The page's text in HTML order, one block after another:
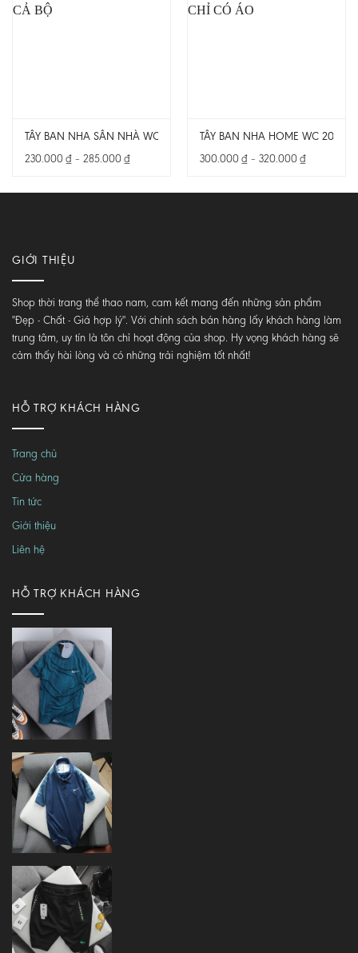
TÂY BAN NHA SÂN NHÀ WC 2026 – BẢN FAN – CẢ BỘ
230.000₫ – 285.000₫Khoảng
giá:
TÂY BAN NHA HOME WC 2026
300.000₫ – 320.000₫Khoảng
giá:
GIỚI THIỆU
Shop thời trang thể thao nam, cam kết mang đến những sản phẩm
"Đẹp - Chất - Giá hợp lý". Với chính sách bán hàng lấy khách hàng làm
trung tâm, uy tín là tôn chỉ hoạt động của shop. Hy vọng khách hàng sẽ
cảm thấy hài lòng và có những trải nghiệm tốt nhất!
HỖ TRỢ KHÁCH HÀNG
Trang chủ
Cửa hàng
Tin tức
Giới thiệu
Liên hệ
HỖ TRỢ KHÁCH HÀNG